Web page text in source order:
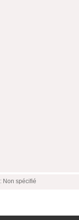
: Non spécifié